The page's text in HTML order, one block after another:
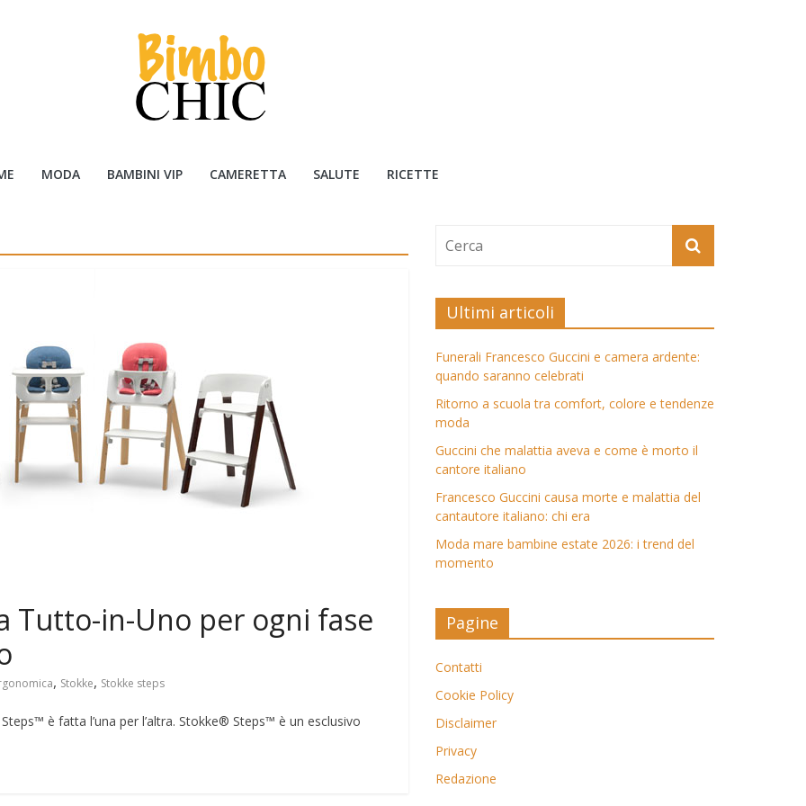
MODA BAMBINI VIP CAMERETTA SALUTE RICETTE
Tutto-in-Uno per ogni fase
, Stokke, Stokke steps
è fatta l’una per l’altra. Stokke® Steps™ è un esclusivo
Ultimi articoli
Funerali Francesco Guccini e camera ardente:
quando saranno celebrati
Ritorno a scuola tra comfort, colore e tendenze
moda
Guccini che malattia aveva e come è morto il
cantore italiano
Francesco Guccini causa morte e malattia del
cantautore italiano: chi era
Moda mare bambine estate 2026: i trend del
momento
Pagine
Contatti
Cookie Policy
Disclaimer
Privacy
Redazione